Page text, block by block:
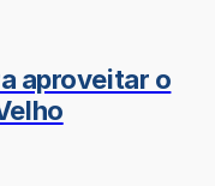
aproveitar o